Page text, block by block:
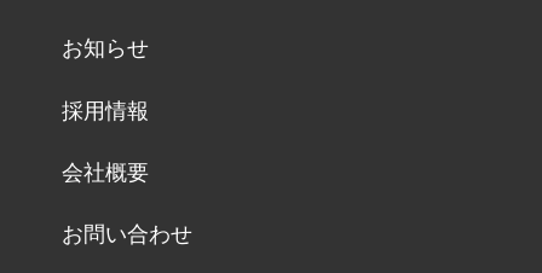
お知らせ
採用情報
会社概要
お問い合わせ